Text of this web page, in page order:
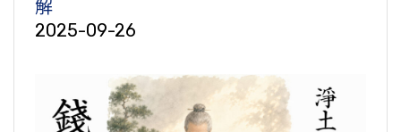
解
2025-09-26